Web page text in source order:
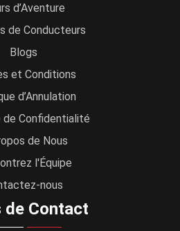
d’Aventure
de Conducteurs
Blogs
et Conditions
d’Annulation
de Confidentialité
de Nous
l'Équipe
nous
de Contact